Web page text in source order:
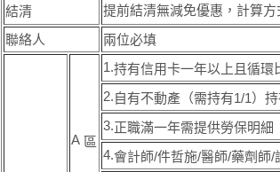
結清
提前結清無減免優惠，計算
聯絡人
兩位必填
A 區
1.持有信用卡一年以上且循環
2.自有不動產（需持有1/1）
3.正職滿一年需提供勞保明細
4.會計師/件哲施/醫師/藥劑師/